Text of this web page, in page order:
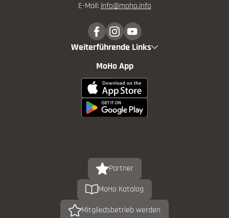
E-Mail: info@moho.info
Weiterführende Links
MoHo App
Partner
MoHo Katalog
Mitgliedsbetrieb werden